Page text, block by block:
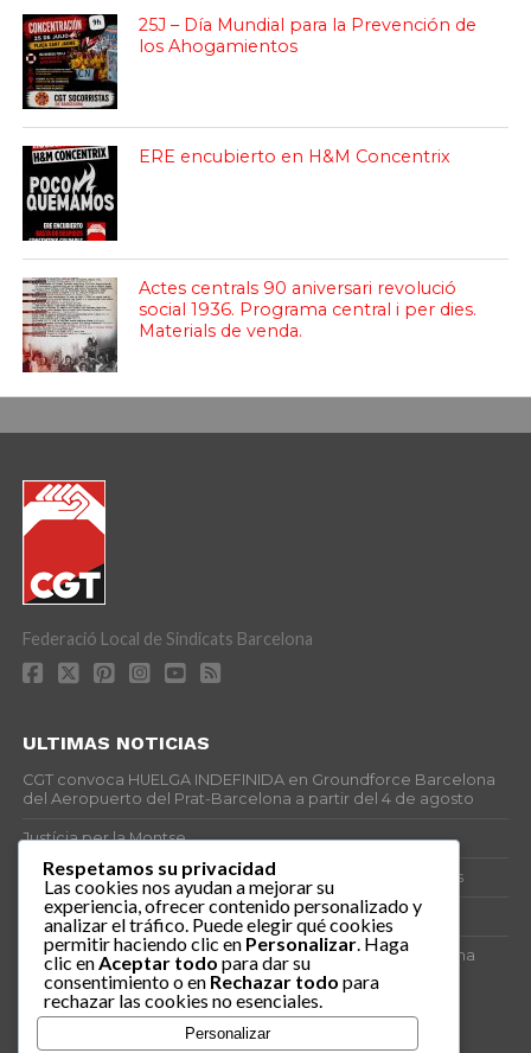
25J – Día Mundial para la Prevención de
los Ahogamientos
ERE encubierto en H&M Concentrix
Actes centrals 90 aniversari revolució
social 1936. Programa central i per dies.
Materials de venda.
Federació Local de Sindicats Barcelona
ULTIMAS NOTICIAS
CGT convoca HUELGA INDEFINIDA en Groundforce Barcelona
del Aeropuerto del Prat-Barcelona a partir del 4 de agosto
Justícia per la Montse
25J – Día Mundial para la Prevención de los Ahogamientos
ERE encubierto en H&M Concentrix
Actes centrals 90 aniversari revolució social 1936. Programa
central i per dies. Materials de venda.
Respetamos su privacidad
Las cookies nos ayudan a mejorar su
experiencia, ofrecer contenido personalizado y
analizar el tráfico. Puede elegir qué cookies
permitir haciendo clic en Personalizar . Haga
clic en Aceptar todo para dar su
consentimiento o en Rechazar todo para
rechazar las cookies no esenciales.
Personalizar